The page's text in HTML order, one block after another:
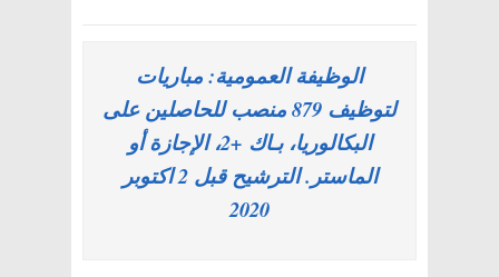
الوظيفة العمومية: مباريات
لتوظيف 879 منصب للحاصلين على
البكالوريا، بـاك +2، الإجازة أو
الماستر. الترشيح قبل 2 اكتوبر
2020